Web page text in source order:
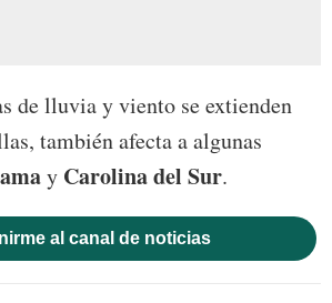
de lluvia y viento se extienden
también afecta a algunas
y Carolina del Sur.
al canal de noticias